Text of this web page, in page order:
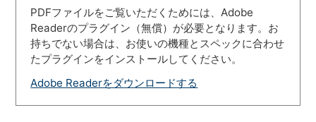
PDFファイルをご覧いただくためには、Adobe
Readerのプラグイン（無償）が必要となります。お
持ちでない場合は、お使いの機種とスペックに合わせ
たプラグインをインストールしてください。
Adobe Readerをダウンロードする